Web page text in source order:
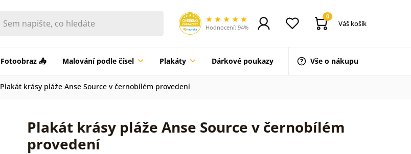
Hodnocení: 94%
0
Váš košík
Fotoobraz 📤 Malování podle čísel Plakáty Dárkové poukazy Vše o nákupu
Plakát krásy pláže Anse Source v černobílém provedení
Plakát krásy pláže Anse Source v černobílém
provedení